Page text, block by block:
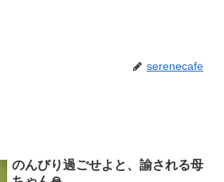
serenecafe
のんびり過ごせよと、諭される母